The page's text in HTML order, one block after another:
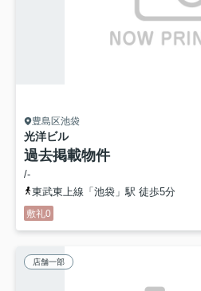
豊島区池袋
光洋ビル
過去掲載物件
/-
東武東上線「池袋」駅 徒歩5分
敷礼0
店舗一部